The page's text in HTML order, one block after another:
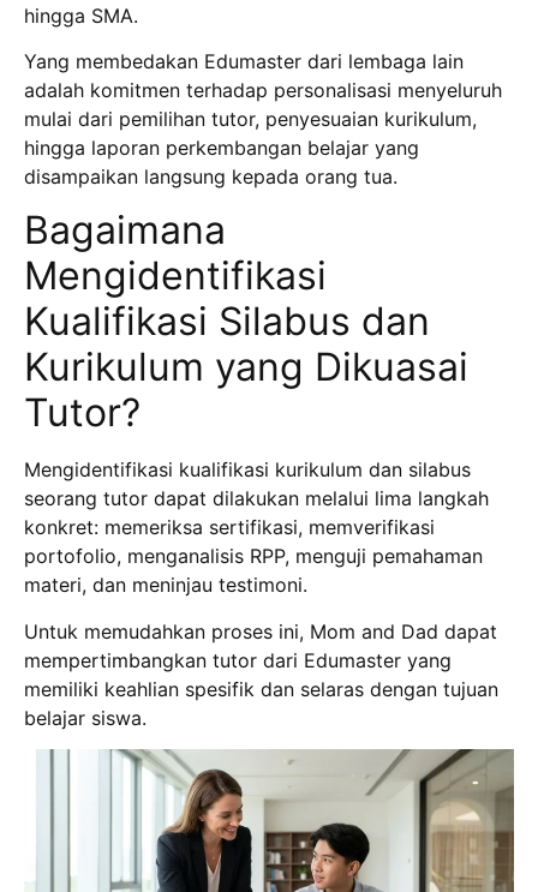
hingga SMA.
Yang membedakan Edumaster dari lembaga lain
adalah komitmen terhadap personalisasi menyeluruh
mulai dari pemilihan tutor, penyesuaian kurikulum,
hingga laporan perkembangan belajar yang
disampaikan langsung kepada orang tua.
Bagaimana
Mengidentifikasi
Kualifikasi Silabus dan
Kurikulum yang Dikuasai
Tutor?
Mengidentifikasi kualifikasi kurikulum dan silabus
seorang tutor dapat dilakukan melalui lima langkah
konkret: memeriksa sertifikasi, memverifikasi
portofolio, menganalisis RPP, menguji pemahaman
materi, dan meninjau testimoni.
Untuk memudahkan proses ini, Mom and Dad dapat
mempertimbangkan tutor dari Edumaster yang
memiliki keahlian spesifik dan selaras dengan tujuan
belajar siswa.